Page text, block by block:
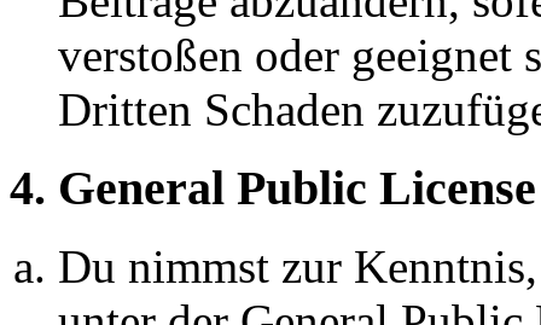
verstoßen oder geeignet
Dritten Schaden
4. General Public License
Du nimmst zur